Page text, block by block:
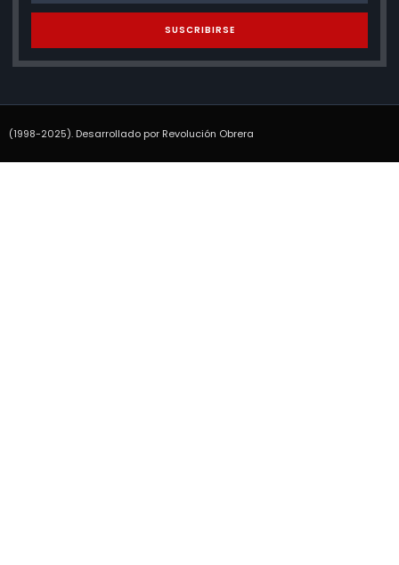
SUSCRIBIRSE
(1998-2025). Desarrollado por Revolución Obrera